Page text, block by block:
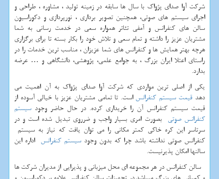
شرکت آوا صدای پژواک با سال ها سابقه در زمینه تولید ، مشاوره ، طراحی و
اجرای سیستم های صوتی، همچنین تصویر برداری ، نورپردازی و دکوراسیون
سالن های کنفرانس و آمفی تئاتر همواره سعی در خدمت رسانی به شما
مشتریان عزیز را داشته و تمام سعی و تلاش خود را بکار بسته تا برای برگزاری
هرچه بهتر همایش ها و کنفرانس های شما عزیزان ، مناسب ترین خدمات را در
راستای اعتلا ایران بزرگ ، به جوامع علمی، پژوهشی، دانشگاهی و … عرضه
بدارد.
یکی از اصلی ترین مواردی که شرکت آوا صدای پژواک به آن اهمیت می
دهد قیمت سیستم کنفرانس است. تا تمامی مشتریان عزیز با خیالی آسوده از
قیمت سیستم کنفرانس آن را خریداری کرده. در حال حاضر وجود سیستم
کنفرانس صوتی بصورت امری بسیار واجب و ضرروی تبدیل شده است و در
سرتاسر این کره خاکی کمتر مکانی را می توان یافت که نیاز به سیستم
کنفرانس صوتی نداشته باشد چرا که بدون وجود سیستم کنفرانس اداره این
سالنها امکان پذیرنیست.
سالن کنفرانس در هر مجموعه ای محل میزبانی و پذیرایی از مدیران شرکت ها